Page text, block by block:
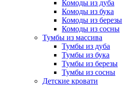
Комоды из дуба
Комоды из бука
Комоды из березы
Комоды из сосны
Тумбы из массива
Тумбы из дуба
Тумбы из бука
Тумбы из березы
Тумбы из сосны
Детские кровати